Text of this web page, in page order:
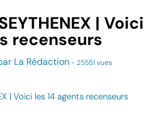
| Voici
recenseurs
La Rédaction - 25551 vues